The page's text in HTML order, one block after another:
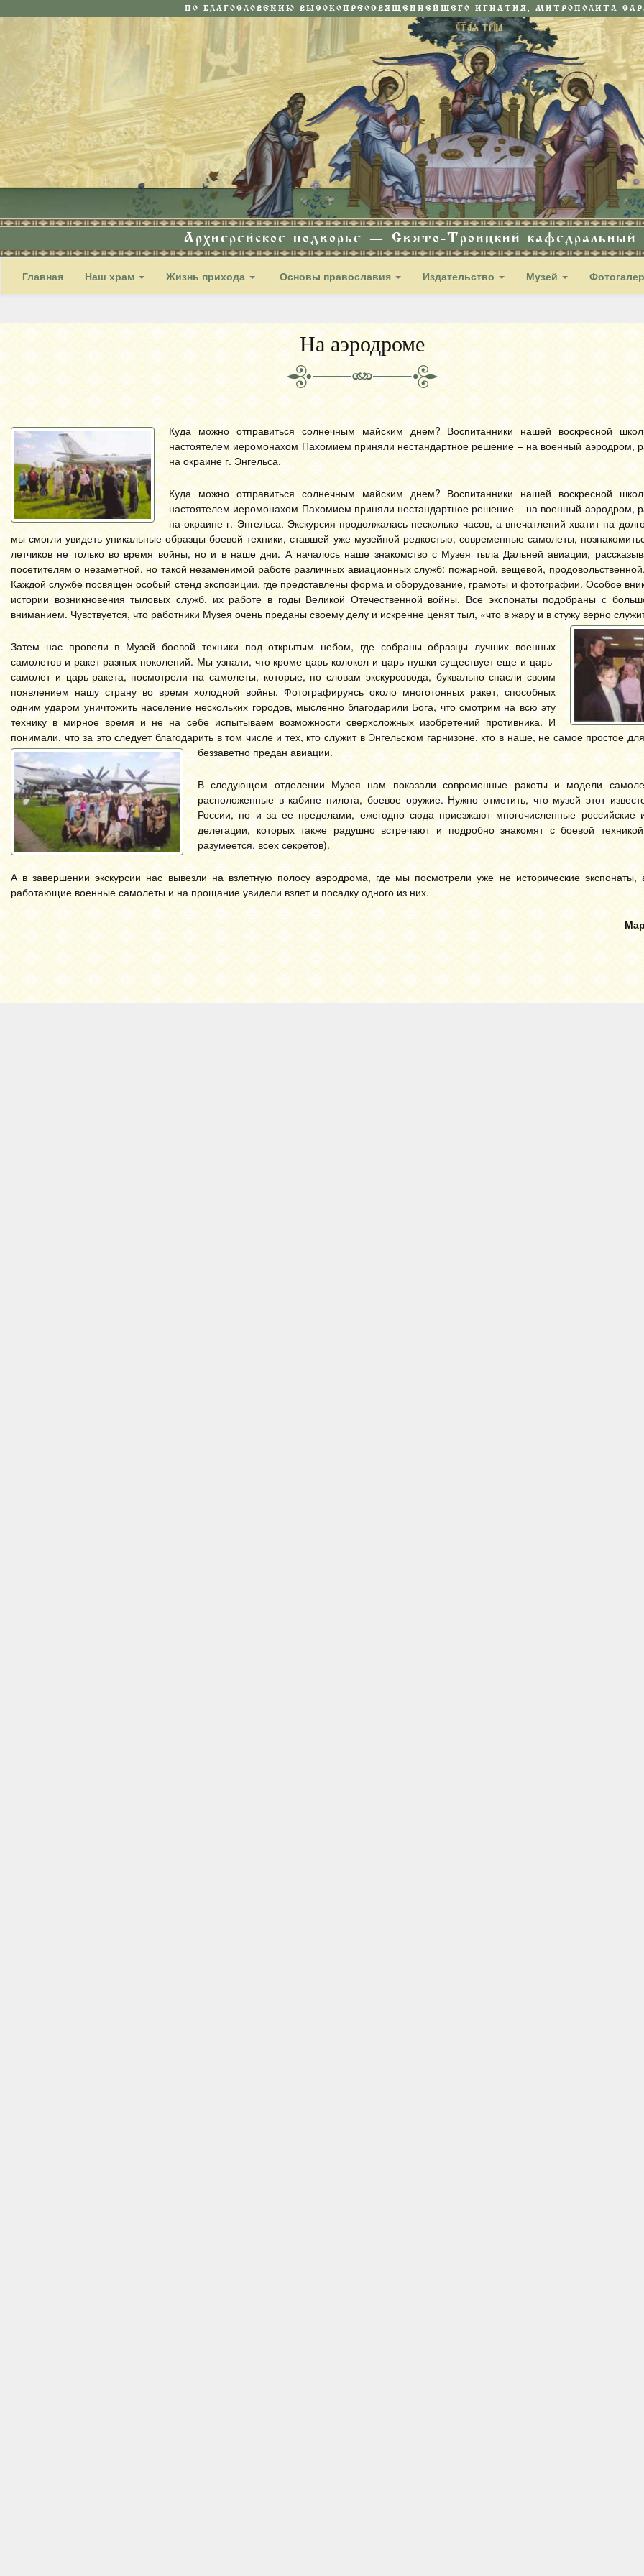
ПО БЛАГОСЛОВЕНИЮ ВЫСОКОПРЕОСВЯЩЕННЕЙШЕГО ИГНАТИЯ, МИТРОПОЛИТА
Архиерейское подворье — Свято-Троицкий кафедральный
Главная Наш храм Жизнь прихода Основы православия Издательство Музей
На аэродроме
Куда можно отправиться солнечным майским днем? Воспитанники нашей воскресной
настоятелем иеромонахом Пахомием приняли нестандартное решение – на военный аэродром,
на окраине г. Энгельса.
Куда можно отправиться солнечным майским днем? Воспитанники нашей воскресной
настоятелем иеромонахом Пахомием приняли нестандартное решение – на военный аэродром,
на окраине г. Энгельса. Экскурсия продолжалась несколько часов, а впечатлений хватит на
мы смогли увидеть уникальные образцы боевой техники, ставшей уже музейной редкостью, современные самолеты,
летчиков не только во время войны, но и в наше дни. А началось наше знакомство с Музея тыла Дальней авиации,
посетителям о незаметной, но такой незаменимой работе различных авиационных служб: пожарной, вещевой,
Каждой службе посвящен особый стенд экспозиции, где представлены форма и оборудование, грамоты и фотографии. Особое
истории возникновения тыловых служб, их работе в годы Великой Отечественной войны. Все экспонаты подобраны с
вниманием. Чувствуется, что работники Музея очень преданы своему делу и искренне ценят тыл, «что в жару и в стужу верно
Затем нас провели в Музей боевой техники под открытым небом, где собраны образцы лучших военных
самолетов и ракет разных поколений. Мы узнали, что кроме царь-колокол и царь-пушки существует еще и царь-
самолет и царь-ракета, посмотрели на самолеты, которые, по словам экскурсовода, буквально спасли своим
появлением нашу страну во время холодной войны. Фотографируясь около многотонных ракет, способных
одним ударом уничтожить население нескольких городов, мысленно благодарили Бога, что смотрим на всю эту
технику в мирное время и не на себе испытываем возможности сверхсложных изобретений противника. И
понимали, что за это следует благодарить в том числе и тех, кто служит в Энгельском гарнизоне, кто в наше, не самое простое
беззаветно предан авиации.
В следующем отделении Музея нам показали современные ракеты и модели
расположенные в кабине пилота, боевое оружие. Нужно отметить, что музей этот
России, но и за ее пределами, ежегодно сюда приезжают многочисленные российские
делегации, которых также радушно встречают и подробно знакомят с боевой
разумеется, всех секретов).
А в завершении экскурсии нас вывезли на взлетную полосу аэродрома, где мы посмотрели уже не исторические экспонаты,
работающие военные самолеты и на прощание увидели взлет и посадку одного из них.